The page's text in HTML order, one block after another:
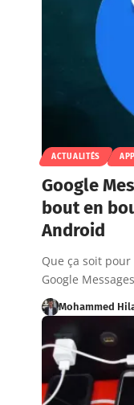
ACTUALITÉS
Google
bout en
Android
Que ça soit
Google
Mohammed